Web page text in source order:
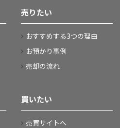
売りたい
おすすめする3つの理由
お預かり事例
売却の流れ
買いたい
売買サイトへ